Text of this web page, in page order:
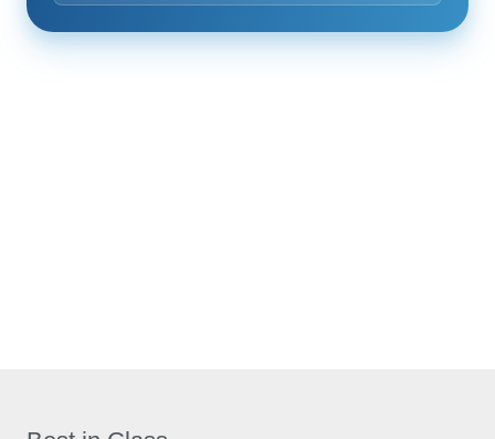
Manuelles Lösen der Bremse